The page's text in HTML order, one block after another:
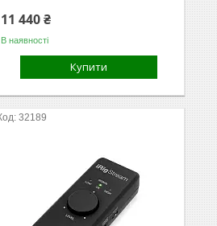
11 440 ₴
В наявності
Купити
32189